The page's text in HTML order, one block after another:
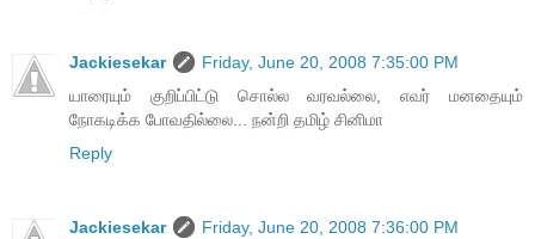
Jackiesekar
Friday, June 20, 2008 7:35:00 PM
யாரையும் குறிப்பிட்டு சொல்ல வரவல்லை, எவர் மனதையும்
நோகடிக்க போவதில்லை... நன்றி தமிழ் சினிமா
Reply
Jackiesekar
Friday, June 20, 2008 7:36:00 PM